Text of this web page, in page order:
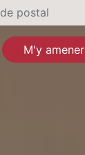
M'y amener